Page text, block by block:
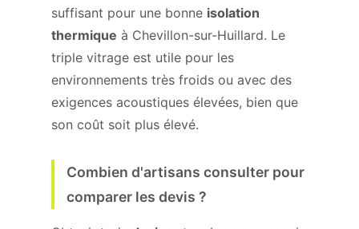
suffisant pour une bonne isolation
thermique à Chevillon-sur-Huillard. Le
triple vitrage est utile pour les
environnements très froids ou avec des
exigences acoustiques élevées, bien que
son coût soit plus élevé.
Combien d'artisans consulter pour
comparer les devis ?